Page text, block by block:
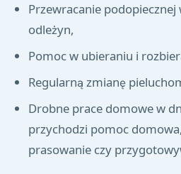
Przewracanie podopiecznej
odleżyn,
Pomoc w ubieraniu i
Regularną zmianę
Drobne prace domowe w
przychodzi pomoc
prasowanie czy